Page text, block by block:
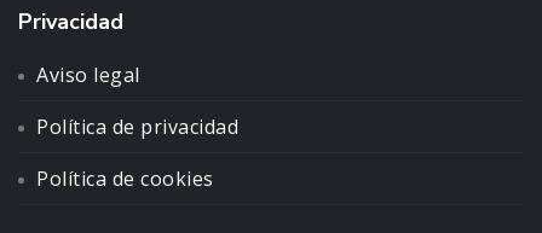
Privacidad
Aviso legal
Política de privacidad
Política de cookies